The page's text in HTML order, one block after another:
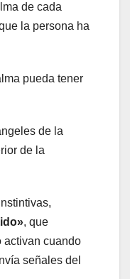
de cada
la persona ha
pueda tener
de la
de la
, que
activan cuando
señales del